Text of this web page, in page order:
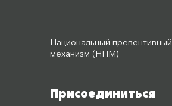
Национальный превентивный
механизм (НПМ)
Присоединиться